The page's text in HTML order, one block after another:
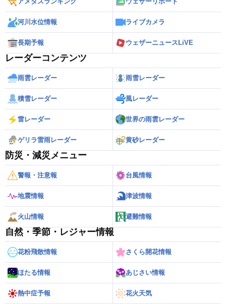
河川水位情報 ライブカメラ
長期予報 ウェザーニュースLiVE
レーダーコンテンツ
雨雲レーダー 雨雪レーダー
積雪レーダー 風レーダー
雷レーダー 世界の雨雲レーダー
ゲリラ雷雨レーダー 黄砂レーダー
防災・減災メニュー
警報・注意報 台風情報
地震情報 津波情報
火山情報 避難情報
自然・季節・レジャー情報
花粉飛散情報 さくら開花情報
ほたる情報 あじさい情報
熱中症予報 花火天気